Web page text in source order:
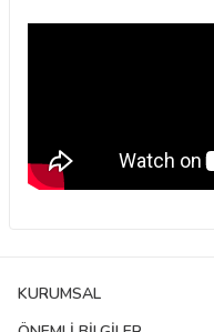
KURUMSAL